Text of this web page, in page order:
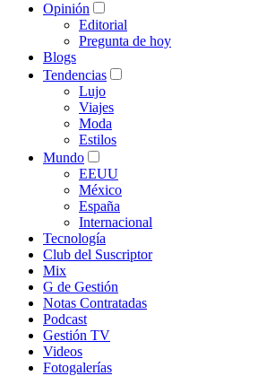
Opinión
Editorial
Pregunta de hoy
Blogs
Tendencias
Lujo
Viajes
Moda
Estilos
Mundo
EEUU
México
España
Internacional
Tecnología
Club del Suscriptor
Mix
G de Gestión
Notas Contratadas
Podcast
Gestión TV
Videos
Fotogalerías